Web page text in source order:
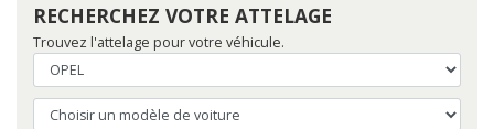
RECHERCHEZ VOTRE ATTELAGE
Trouvez l'attelage pour votre véhicule.